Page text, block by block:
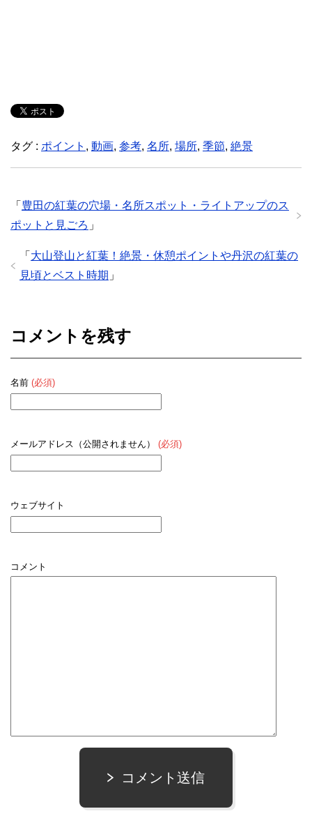
タグ : ポイント , 動画, 参考, 名所, 場所, 季節, 絶景
「 豊田の紅葉の穴場・名所スポット・ライトアップのス
ポットと見ごろ 」
「 大山登山と紅葉！絶景・休憩ポイントや丹沢の紅葉の
見頃とベスト時期 」
コメントを残す
名前 (必須)
メールアドレス（公開されません） (必須)
ウェブサイト
コメント
コメント送信